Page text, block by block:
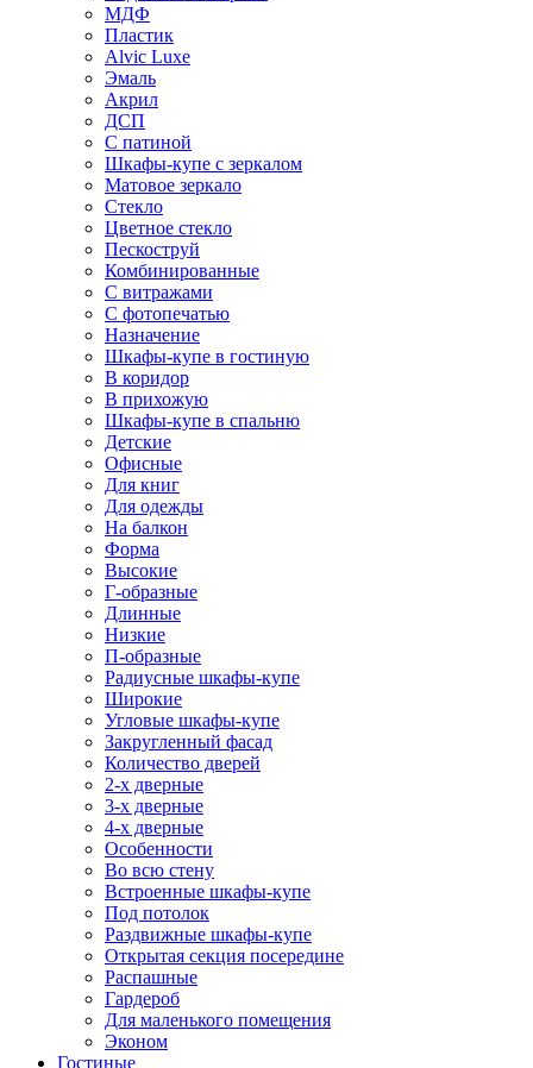
МДФ
Пластик
Alvic Luxe
Эмаль
Акрил
ДСП
С патиной
Шкафы-купе с зеркалом
Матовое зеркало
Стекло
Цветное стекло
Пескоструй
Комбинированные
С витражами
С фотопечатью
Назначение
Шкафы-купе в гостиную
В коридор
В прихожую
Шкафы-купе в спальню
Детские
Офисные
Для книг
Для одежды
На балкон
Форма
Высокие
Г-образные
Длинные
Низкие
П-образные
Радиусные шкафы-купе
Широкие
Угловые шкафы-купе
Закругленный фасад
Количество дверей
2-х дверные
3-х дверные
4-х дверные
Особенности
Во всю стену
Встроенные шкафы-купе
Под потолок
Раздвижные шкафы-купе
Открытая секция посередине
Распашные
Гардероб
Для маленького помещения
Эконом
Гостиные